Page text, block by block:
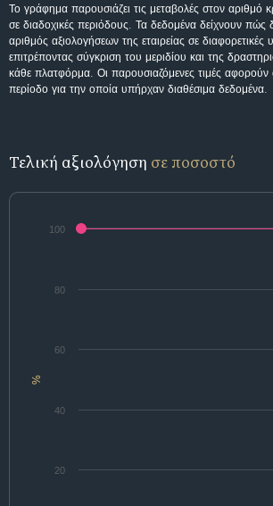
Το γράφημα παρουσιάζει τις μεταβολές στον αριθμό
σε διαδοχικές περιόδους. Τα δεδομένα δείχνουν
αριθμός αξιολογήσεων της εταιρείας σε διαφορετικές
επιτρέποντας σύγκριση του μεριδίου και της
κάθε πλατφόρμα. Οι παρουσιαζόμενες τιμές αφορούν
περίοδο για την οποία υπήρχαν διαθέσιμα δεδομένα.
Τελική αξιολόγηση σε ποσοστό
%
20
40
60
80
100